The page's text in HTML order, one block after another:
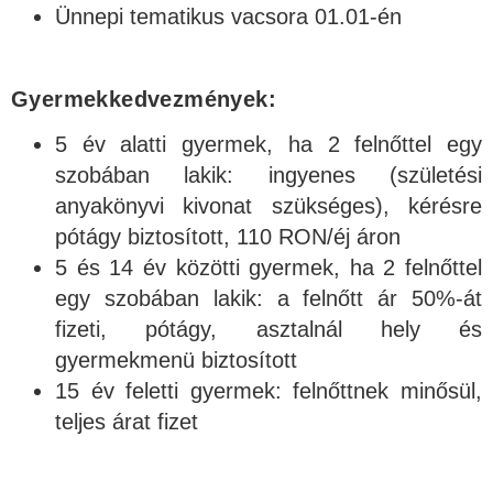
Ünnepi tematikus vacsora 01.01-én
Gyermekkedvezmények:
5 év alatti gyermek, ha 2 felnőttel egy
szobában lakik: ingyenes (születési
anyakönyvi kivonat szükséges), kérésre
pótágy biztosított, 110 RON/éj áron
5 és 14 év közötti gyermek, ha 2 felnőttel
egy szobában lakik: a felnőtt ár 50%-át
fizeti, pótágy, asztalnál hely és
gyermekmenü biztosított
15 év feletti gyermek: felnőttnek minősül,
teljes árat fizet